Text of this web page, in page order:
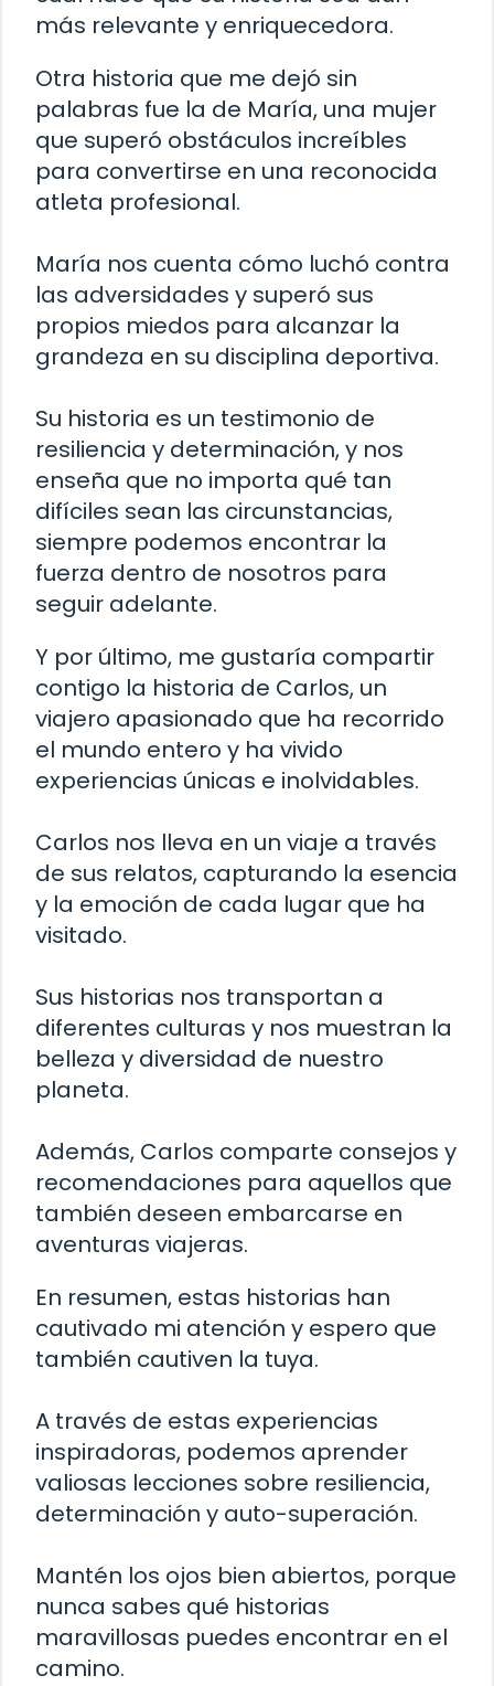
más relevante y enriquecedora.
Otra historia que me dejó sin
palabras fue la de María, una mujer
que superó obstáculos increíbles
para convertirse en una reconocida
atleta profesional.
María nos cuenta cómo luchó contra
las adversidades y superó sus
propios miedos para alcanzar la
grandeza en su disciplina deportiva.
Su historia es un testimonio de
resiliencia y determinación, y nos
enseña que no importa qué tan
difíciles sean las circunstancias,
siempre podemos encontrar la
fuerza dentro de nosotros para
seguir adelante.
Y por último, me gustaría compartir
contigo la historia de Carlos, un
viajero apasionado que ha recorrido
el mundo entero y ha vivido
experiencias únicas e inolvidables.
Carlos nos lleva en un viaje a través
de sus relatos, capturando la esencia
y la emoción de cada lugar que ha
visitado.
Sus historias nos transportan a
diferentes culturas y nos muestran la
belleza y diversidad de nuestro
planeta.
Además, Carlos comparte consejos y
recomendaciones para aquellos que
también deseen embarcarse en
aventuras viajeras.
En resumen, estas historias han
cautivado mi atención y espero que
también cautiven la tuya.
A través de estas experiencias
inspiradoras, podemos aprender
valiosas lecciones sobre resiliencia,
determinación y auto-superación.
Mantén los ojos bien abiertos, porque
nunca sabes qué historias
maravillosas puedes encontrar en el
camino.